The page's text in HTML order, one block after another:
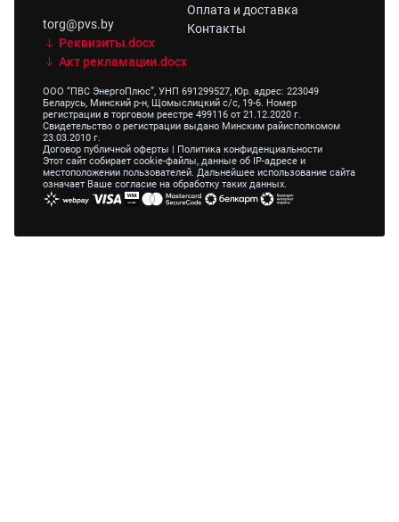
torg@pvs.by
Реквизиты.docx
Акт рекламации.docx
Оплата и доставка
Контакты
ООО “ПВС ЭнергоПлюс”, УНП 691299527, Юр. адрес: 223049
Беларусь, Минский р-н, Щомыслицкий с/с, 19-6. Номер
регистрации в торговом реестре 499116 от 21.12.2020 г.
Свидетельство о регистрации выдано Минским райисполкомом
23.03.2010 г.
Договор публичной оферты | Политика конфиденциальности
Этот сайт собирает cookie-файлы, данные об IP-адресе и
местоположении пользователей. Дальнейшее использование сайта
означает Ваше согласие на обработку таких данных.